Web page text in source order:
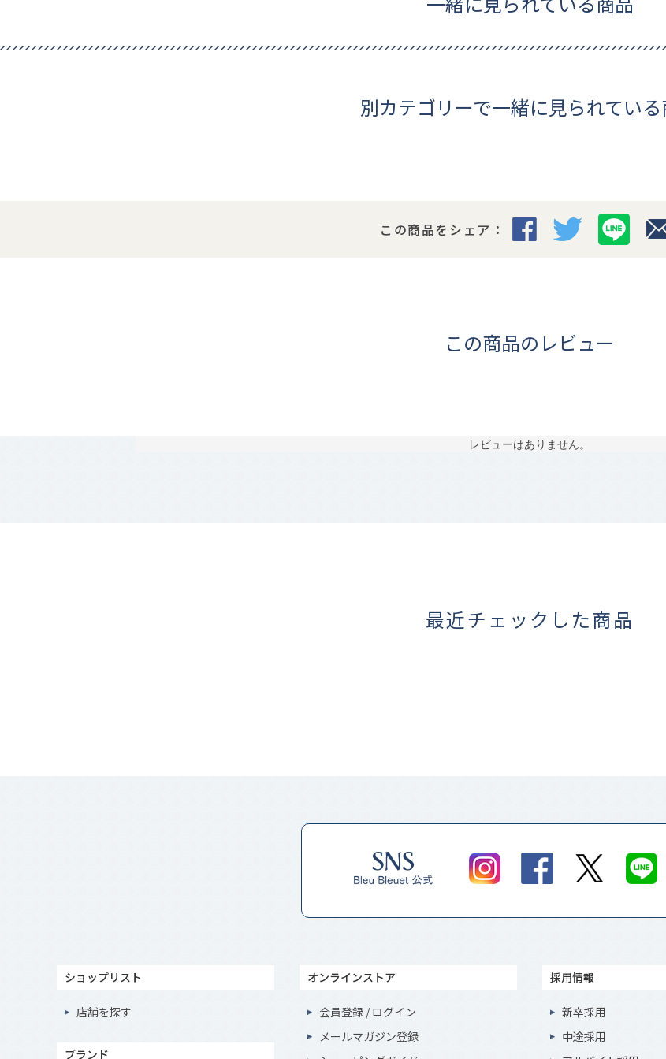
別カテゴリーで一緒に見られている
この商品をシェア：
この商品のレビュー
レビューはありません。
最近チェックした商品
ショップリスト
店舗を探す
ブランド
オンラインストア
会員登録 / ログイン
メールマガジン登録
採用情報
新卒採用
中途採用